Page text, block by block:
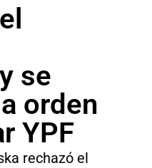
se
orden
YPF
rechazó el